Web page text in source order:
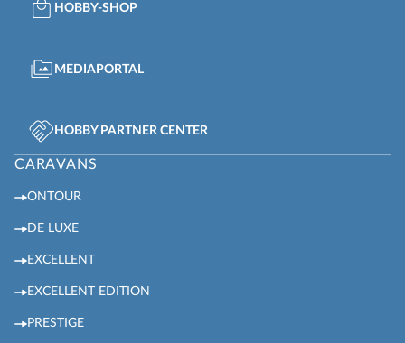
HOBBY-SHOP
MEDIAPORTAL
HOBBY PARTNER CENTER
CARAVANS
ONTOUR
DE LUXE
EXCELLENT
EXCELLENT EDITION
PRESTIGE